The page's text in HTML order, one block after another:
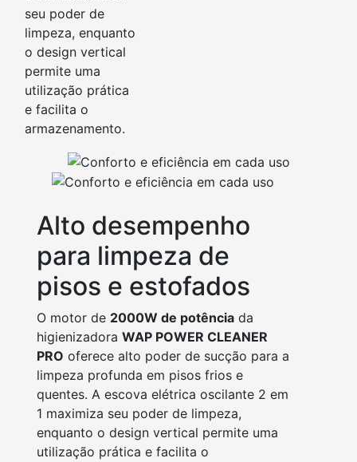
seu poder de
limpeza, enquanto
o design vertical
permite uma
utilização prática
e facilita o
armazenamento.
Alto desempenho
para limpeza de
pisos e estofados
O motor de 2000W de potência da
higienizadora WAP POWER CLEANER
PRO oferece alto poder de sucção para a
limpeza profunda em pisos frios e
quentes. A escova elétrica oscilante 2 em
1 maximiza seu poder de limpeza,
enquanto o design vertical permite uma
utilização prática e facilita o